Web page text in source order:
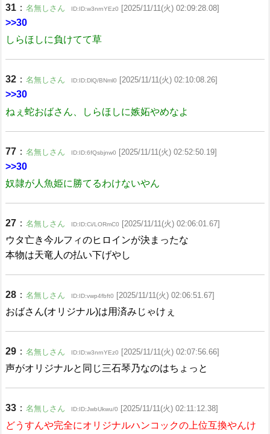
31 ： 名無しさん ID:ID:w3nrnYEz0 [2025/11/11(火) 02:09:28.08]
>>30
しらほしに負けてて草
32 ： 名無しさん ID:ID:DlQ/BNml0 [2025/11/11(火) 02:10:08.26]
>>30
ねぇ蛇おばさん、しらほしに嫉妬やめなよ
77 ： 名無しさん ID:ID:6fQsbjnw0 [2025/11/11(火) 02:52:50.19]
>>30
奴隷が人魚姫に勝てるわけないやん
27 ： 名無しさん ID:ID:Ci/LORmC0 [2025/11/11(火) 02:06:01.67]
ウタ亡き今ルフィのヒロインが決まったな
本物は天竜人の払い下げやし
28 ： 名無しさん ID:ID:vwp4fbft0 [2025/11/11(火) 02:06:51.67]
おばさん(オリジナル)は用済みじゃけぇ
29 ： 名無しさん ID:ID:w3nrnYEz0 [2025/11/11(火) 02:07:56.66]
声がオリジナルと同じ三石琴乃なのはちょっと
33 ： 名無しさん ID:ID:JwbUkwu/0 [2025/11/11(火) 02:11:12.38]
どうすんや完全にオリジナルハンコックの上位互換やんけ